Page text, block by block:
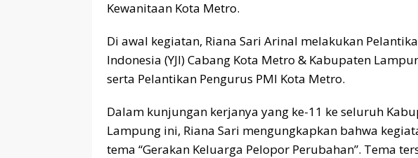
Kewanitaan Kota Metro.
Di awal kegiatan, Riana Sari Arinal melakukan
Indonesia (YJI) Cabang Kota Metro & Kabupaten
serta Pelantikan Pengurus PMI Kota Metro.
Dalam kunjungan kerjanya yang ke-11 ke seluruh
Lampung ini, Riana Sari mengungkapkan bahwa
tema “Gerakan Keluarga Pelopor Perubahan”. Tema